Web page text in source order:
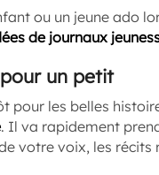
ou un jeune ado
de journaux
un petit
pour les belles
. Il va rapidement
votre voix, les